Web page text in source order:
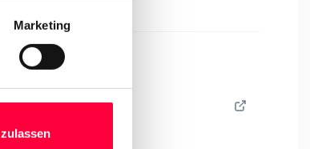
Marketing